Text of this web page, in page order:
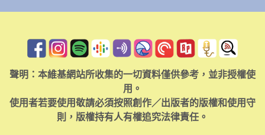
聲明：本維基網站所收集的一切資料僅供參考，並非授權使
用。
使用者若要使用敬請必須按照創作／出版者的版權和使用守
則，版權持有人有權追究法律責任。